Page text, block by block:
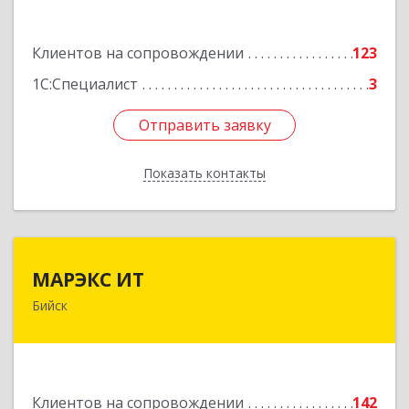
Клиентов на сопровождении
123
1С:Специалист
3
Отправить заявку
Показать контакты
Отправить заявку
Назад
МАРЭКС ИТ
Бийск
Клиентов на сопровождении
142